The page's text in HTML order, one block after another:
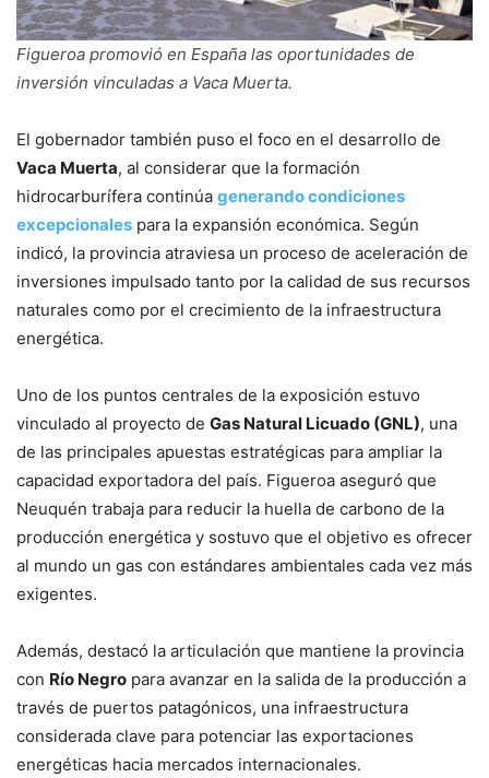
Figueroa promovió en España las oportunidades de
inversión vinculadas a Vaca Muerta.
El gobernador también puso el foco en el desarrollo de
Vaca Muerta, al considerar que la formación
hidrocarburífera continúa generando condiciones
excepcionales para la expansión económica. Según
indicó, la provincia atraviesa un proceso de aceleración de
inversiones impulsado tanto por la calidad de sus recursos
naturales como por el crecimiento de la infraestructura
energética.
Uno de los puntos centrales de la exposición estuvo
vinculado al proyecto de Gas Natural Licuado (GNL), una
de las principales apuestas estratégicas para ampliar la
capacidad exportadora del país. Figueroa aseguró que
Neuquén trabaja para reducir la huella de carbono de la
producción energética y sostuvo que el objetivo es ofrecer
al mundo un gas con estándares ambientales cada vez más
exigentes.
Además, destacó la articulación que mantiene la provincia
con Río Negro para avanzar en la salida de la producción a
través de puertos patagónicos, una infraestructura
considerada clave para potenciar las exportaciones
energéticas hacia mercados internacionales.